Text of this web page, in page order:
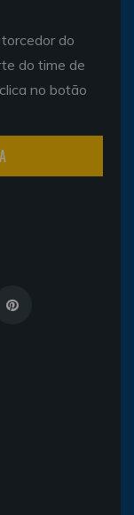
do
do time de
no botão